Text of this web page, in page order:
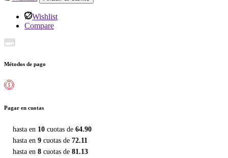
Wishlist
Compare
Métodos de pago
Pagar en cuotas
hasta en 10 cuotas de 64.90
hasta en 9 cuotas de 72.11
hasta en 8 cuotas de 81.13